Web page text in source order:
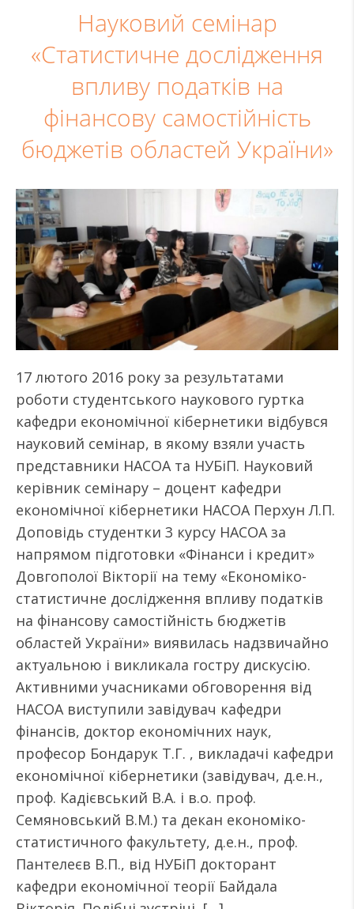
Науковий семінар
«Статистичне дослідження
впливу податків на
фінансову самостійність
бюджетів областей України»
17 лютого 2016 року за результатами
роботи студентського наукового гуртка
кафедри економічної кібернетики відбувся
науковий семінар, в якому взяли участь
представники НАСОА та НУБіП. Науковий
керівник семінару – доцент кафедри
економічної кібернетики НАСОА Перхун Л.П.
Доповідь студентки 3 курсу НАСОА за
напрямом підготовки «Фінанси і кредит»
Довгополої Вікторії на тему «Економіко-
статистичне дослідження впливу податків
на фінансову самостійність бюджетів
областей України» виявилась надзвичайно
актуальною і викликала гостру дискусію.
Активними учасниками обговорення від
НАСОА виступили завідувач кафедри
фінансів, доктор економічних наук,
професор Бондарук Т.Г. , викладачі кафедри
економічної кібернетики (завідувач, д.е.н.,
проф. Кадієвський В.А. і в.о. проф.
Семяновський В.М.) та декан економіко-
статистичного факультету, д.е.н., проф.
Пантелеєв В.П., від НУБіП докторант
кафедри економічної теорії Байдала